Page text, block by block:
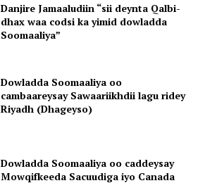
Danjire Jamaaludiin “sii deynta Qalbi-
dhax waa codsi ka yimid dowladda
Soomaaliya”
Dowladda Soomaaliya oo
cambaareysay Sawaariikhdii lagu ridey
Riyadh (Dhageyso)
Dowladda Soomaaliya oo caddeysay
Mowqifkeeda Sacuudiga iyo Canada